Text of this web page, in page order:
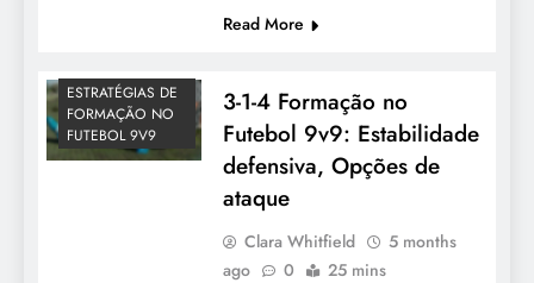
Read More
ESTRATÉGIAS DE
FORMAÇÃO NO
FUTEBOL 9V9
3-1-4 Formação no
Futebol 9v9: Estabilidade
defensiva, Opções de
ataque
Clara Whitfield
5 months
ago
0 25 mins